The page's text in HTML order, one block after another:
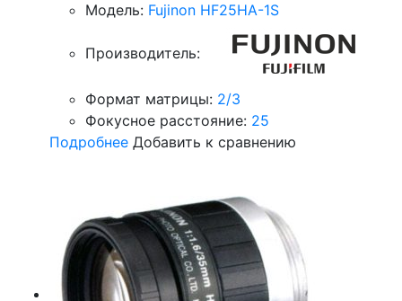
Модель: Fujinon HF25HA-1S
Производитель:
Формат матрицы: 2/3
Фокусное расстояние: 25
Подробнее Добавить к сравнению